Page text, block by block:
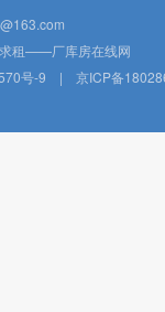
求租——厂库房在线网
号-9 | 京ICP备